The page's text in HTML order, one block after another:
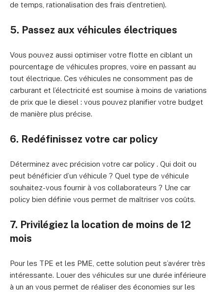
de temps, rationalisation des frais d’entretien).
5. Passez aux véhicules électriques
Vous pouvez aussi optimiser votre flotte en ciblant un
pourcentage de véhicules propres, voire en passant au
tout électrique. Ces véhicules ne consomment pas de
carburant et l’électricité est soumise à moins de variations
de prix que le diesel : vous pouvez planifier votre budget
de manière plus précise.
6. Redéfinissez votre car policy
Déterminez avec précision votre car policy . Qui doit ou
peut bénéficier d’un véhicule ? Quel type de véhicule
souhaitez-vous fournir à vos collaborateurs ? Une car
policy bien définie vous permet de maîtriser vos coûts.
7. Privilégiez la location de moins de 12
mois
Pour les TPE et les PME, cette solution peut s’avérer très
intéressante. Louer des véhicules sur une durée inférieure
à un an vous permet de réaliser des économies sur les